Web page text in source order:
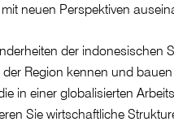
neuen Perspektiven
der indonesischen
Region kennen und
in einer globalisierten
Sie wirtschaftliche